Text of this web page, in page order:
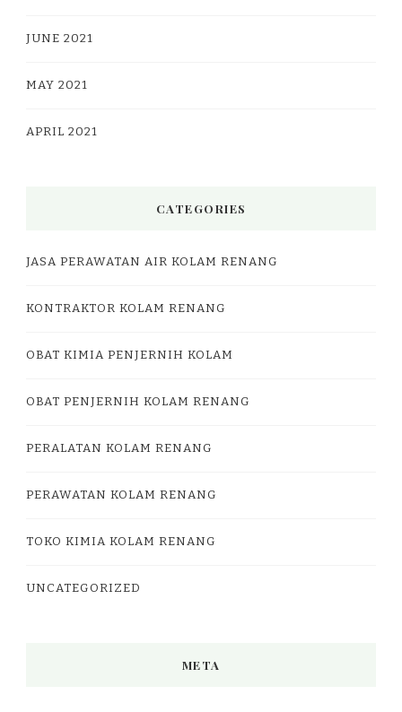
JUNE 2021
MAY 2021
APRIL 2021
CATEGORIES
JASA PERAWATAN AIR KOLAM RENANG
KONTRAKTOR KOLAM RENANG
OBAT KIMIA PENJERNIH KOLAM
OBAT PENJERNIH KOLAM RENANG
PERALATAN KOLAM RENANG
PERAWATAN KOLAM RENANG
TOKO KIMIA KOLAM RENANG
UNCATEGORIZED
META